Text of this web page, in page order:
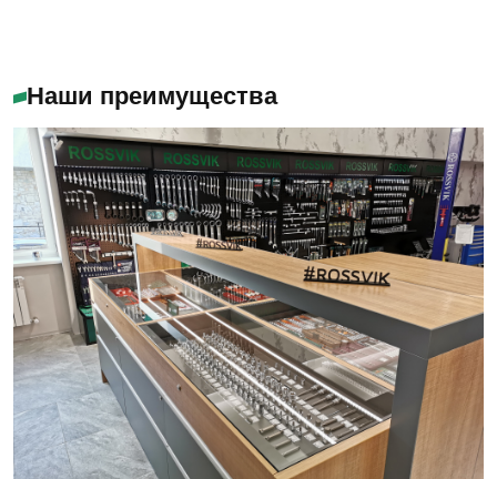
Наши преимущества